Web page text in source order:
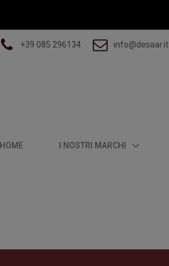
+39 085 296134 info@desaar.it
HOME I NOSTRI MARCHI